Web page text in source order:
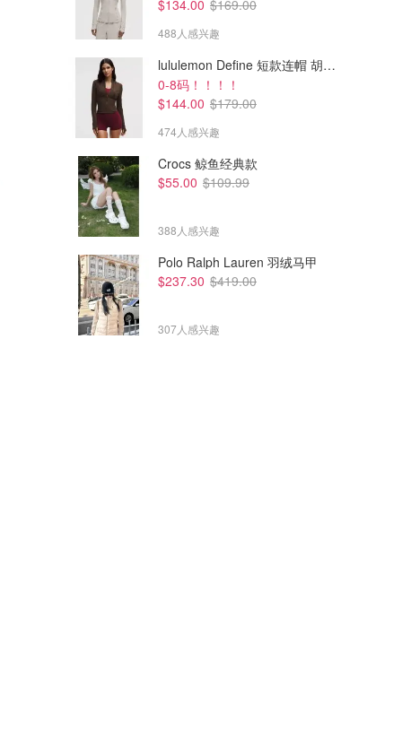
$134.00 $169.00
488人感兴趣
lululemon Define 短款连帽 胡桃棕
0-8码！！！！
$144.00 $179.00
474人感兴趣
Crocs 鲸鱼经典款
$55.00 $109.99
388人感兴趣
Polo Ralph Lauren 羽绒马甲
$237.30 $419.00
307人感兴趣